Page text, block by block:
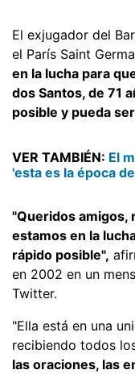
El exjugador del
el París Saint
en la lucha para
dos Santos, de 71
posible y pueda
VER TAMBIÉN: El
'esta es la época
"Queridos amigos,
estamos en la
rápido posible",
en 2002 en un
Twitter.
"Ella está en una
recibiendo todos
las oraciones, las